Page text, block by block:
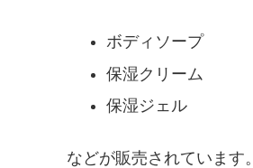
ボディソープ
保湿クリーム
保湿ジェル
などが販売されています。